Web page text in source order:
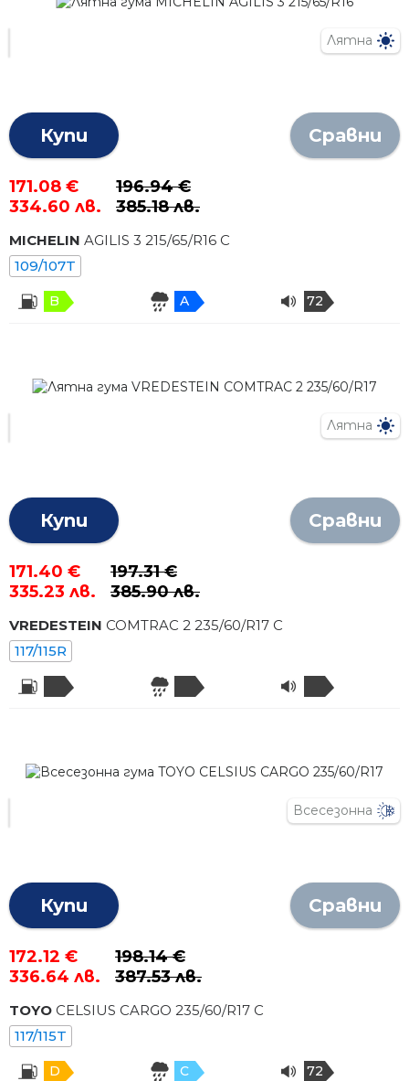
Лятна
Купи Сравни
171.08 €
334.60 лв.
196.94 €
385.18 лв.
MICHELIN AGILIS 3 215/65/R16 C
109/107T
B A 72
Лятна
Купи Сравни
171.40 €
335.23 лв.
197.31 €
385.90 лв.
VREDESTEIN COMTRAC 2 235/60/R17 C
117/115R
Всесезонна
Купи Сравни
172.12 €
336.64 лв.
198.14 €
387.53 лв.
TOYO CELSIUS CARGO 235/60/R17 C
117/115T
D C 72